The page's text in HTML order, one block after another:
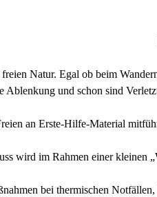
Natur. Egal ob beim
Ablenkung und schon sind
an Erste-Hilfe-Material
wird im Rahmen einer kleinen
bei thermischen